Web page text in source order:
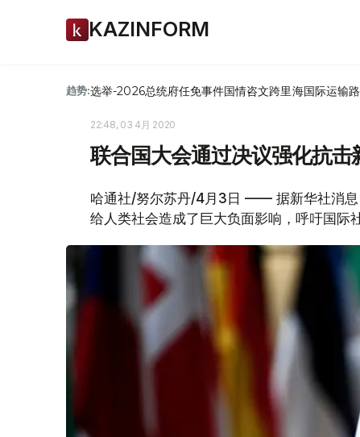
KAZINFORM
趋势:选举-2026总统府任免事件国情咨文跨里海国际运输
22:48, 03 4月 2020
联合国大会通过决议强化抗击
哈通社/努尔苏丹/4月3日 —— 据新华社消息
给人类社会造成了巨大负面影响，呼吁国际